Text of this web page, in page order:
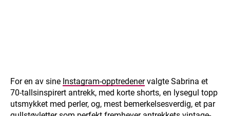
For en av sine Instagram-opptredenervalgte Sabrina et
70-tallsinspirert antrekk, med korte shorts, en lysegul topp
utsmykket med perler, og, mest bemerkelsesverdig, et par